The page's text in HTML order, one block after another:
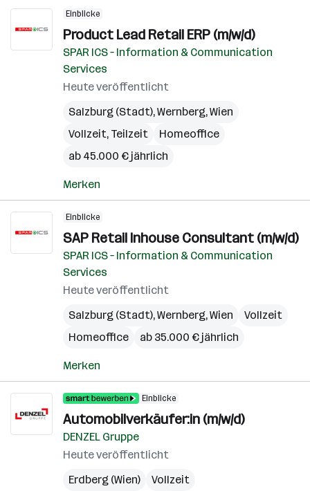
Einblicke
Product Lead Retail ERP (m/w/d)
SPAR ICS – Information & Communication
Services
Heute veröffentlicht
Salzburg (Stadt),Wernberg,Wien
Vollzeit, Teilzeit
Homeoffice
ab 45.000 € jährlich
Merken
Einblicke
SAP Retail Inhouse Consultant (m/w/d)
SPAR ICS – Information & Communication
Services
Heute veröffentlicht
Salzburg (Stadt),Wernberg,Wien
Vollzeit
Homeoffice
ab 35.000 € jährlich
Merken
Einblicke
Automobilverkäufer:in (m/w/d)
DENZEL Gruppe
Heute veröffentlicht
Erdberg (Wien)
Vollzeit